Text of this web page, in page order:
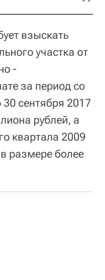
взыскать
участка от
-
за период со
30 сентября 2017
рублей, а
квартала 2009
размере более